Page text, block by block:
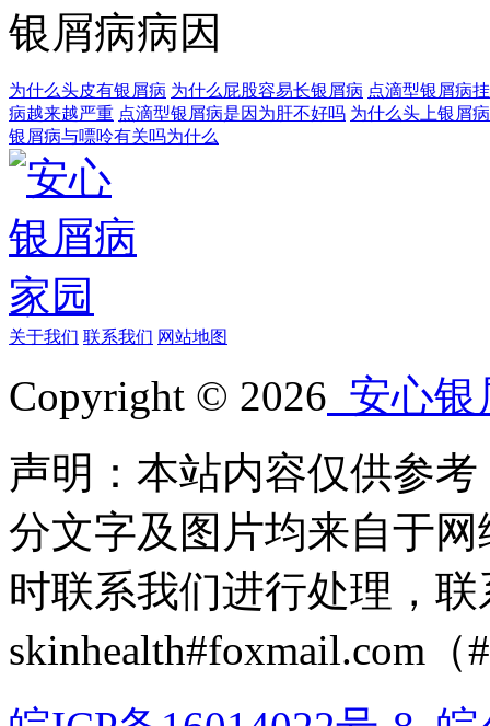
银屑病病因
为什么头皮有银屑病 为什么屁股容易长银屑病 点滴型银屑病
病越来越严重 点滴型银屑病是因为肝不好吗 为什么头上银屑
银屑病与嘌呤有关吗为什么
关于我们 联系我们 网站地图
Copyright © 2026 安心银
声明：本站内容仅供参
分文字及图片均来自于
时联系我们进行处理，
skinhealth#foxmail.com（